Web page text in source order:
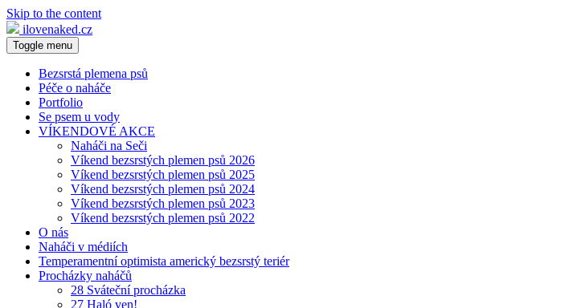
Skip to the content
ilovenaked.cz
Toggle menu
Bezsrstá plemena psů
Péče o naháče
Portfolio
Se psem u vody
VÍKENDOVÉ AKCE
Naháči na Seči
Víkend bezsrstých plemen psů 2026
Víkend bezsrstých plemen psů 2025
Víkend bezsrstých plemen psů 2024
Víkend bezsrstých plemen psů 2023
Víkend bezsrstých plemen psů 2022
O nás
Naháči v médiích
Temperamentní optimista americký bezsrstý teriér
Procházky naháčů
28 Sváteční procházka
27 Haló ven!